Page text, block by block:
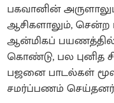
பகவானின்
ஆசிகளாலும்,
ஆன்மிகப் பயணத்தில்
கொண்டு, பல புனித
பஜனை பாடல்கள்
சமர்ப்பணம்